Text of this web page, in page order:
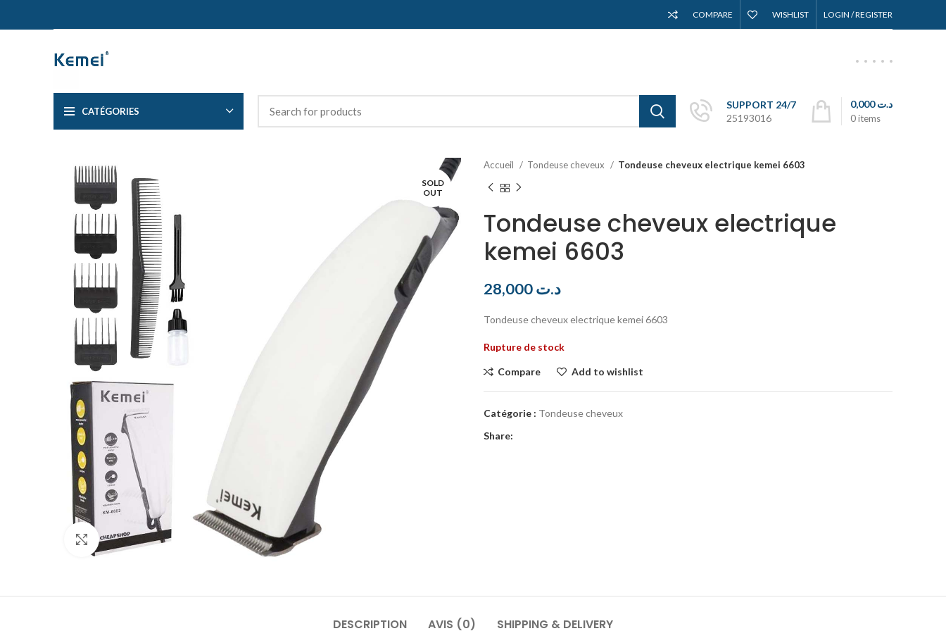
COMPARE WISHLIST LOGIN / REGISTER
CATÉGORIES
SUPPORT 24/7
25193016
0items
د.ت0,000
SOLD
OUT
Click to enlarge
Accueil Tondeuse cheveux Tondeuse cheveux electrique kemei 6603
Tondeuse cheveux electrique
kemei 6603
د.ت
Tondeuse cheveux electrique kemei 6603
Rupture de stock
Compare Add to wishlist
Catégorie : Tondeuse cheveux
Share:
DESCRIPTION AVIS (0) SHIPPING & DELIVERY